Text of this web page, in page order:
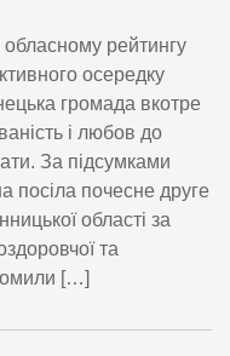
рейтингу
осередку
громада вкотре
і любов до
За підсумками
посіла почесне друге
області за
та
[…]